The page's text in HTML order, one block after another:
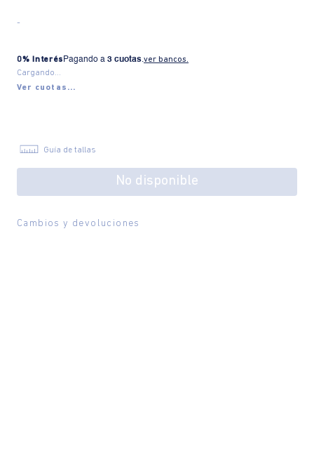
-
0% Interés Pagando a 3 cuotas.ver bancos.
Cargando...
Ver cuotas...
Guía de tallas
No disponible
Cambios y devoluciones